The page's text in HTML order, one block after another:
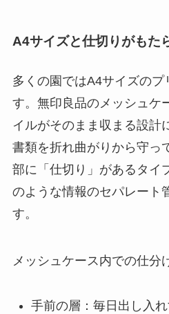
A4サイズと仕切りがもた
多くの園ではA4サイズのプ
す。無印良品のメッシュケ
イルがそのまま収まる設計
書類を折れ曲がりから守っ
部に「仕切り」があるタイ
のような情報のセパレート
す。
メッシュケース内での仕分
手前の層：毎日出し入